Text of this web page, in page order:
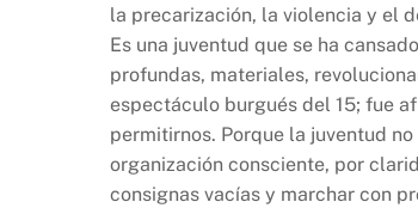
la precarización, la violencia y el
Es una juventud que se ha
profundas, materiales,
espectáculo burgués del 15; fue
permitirnos. Porque la juventud
organización consciente, por
consignas vacías y marchar con